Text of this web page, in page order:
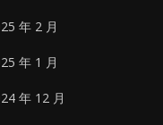
年 2 月
年 1 月
年 12 月